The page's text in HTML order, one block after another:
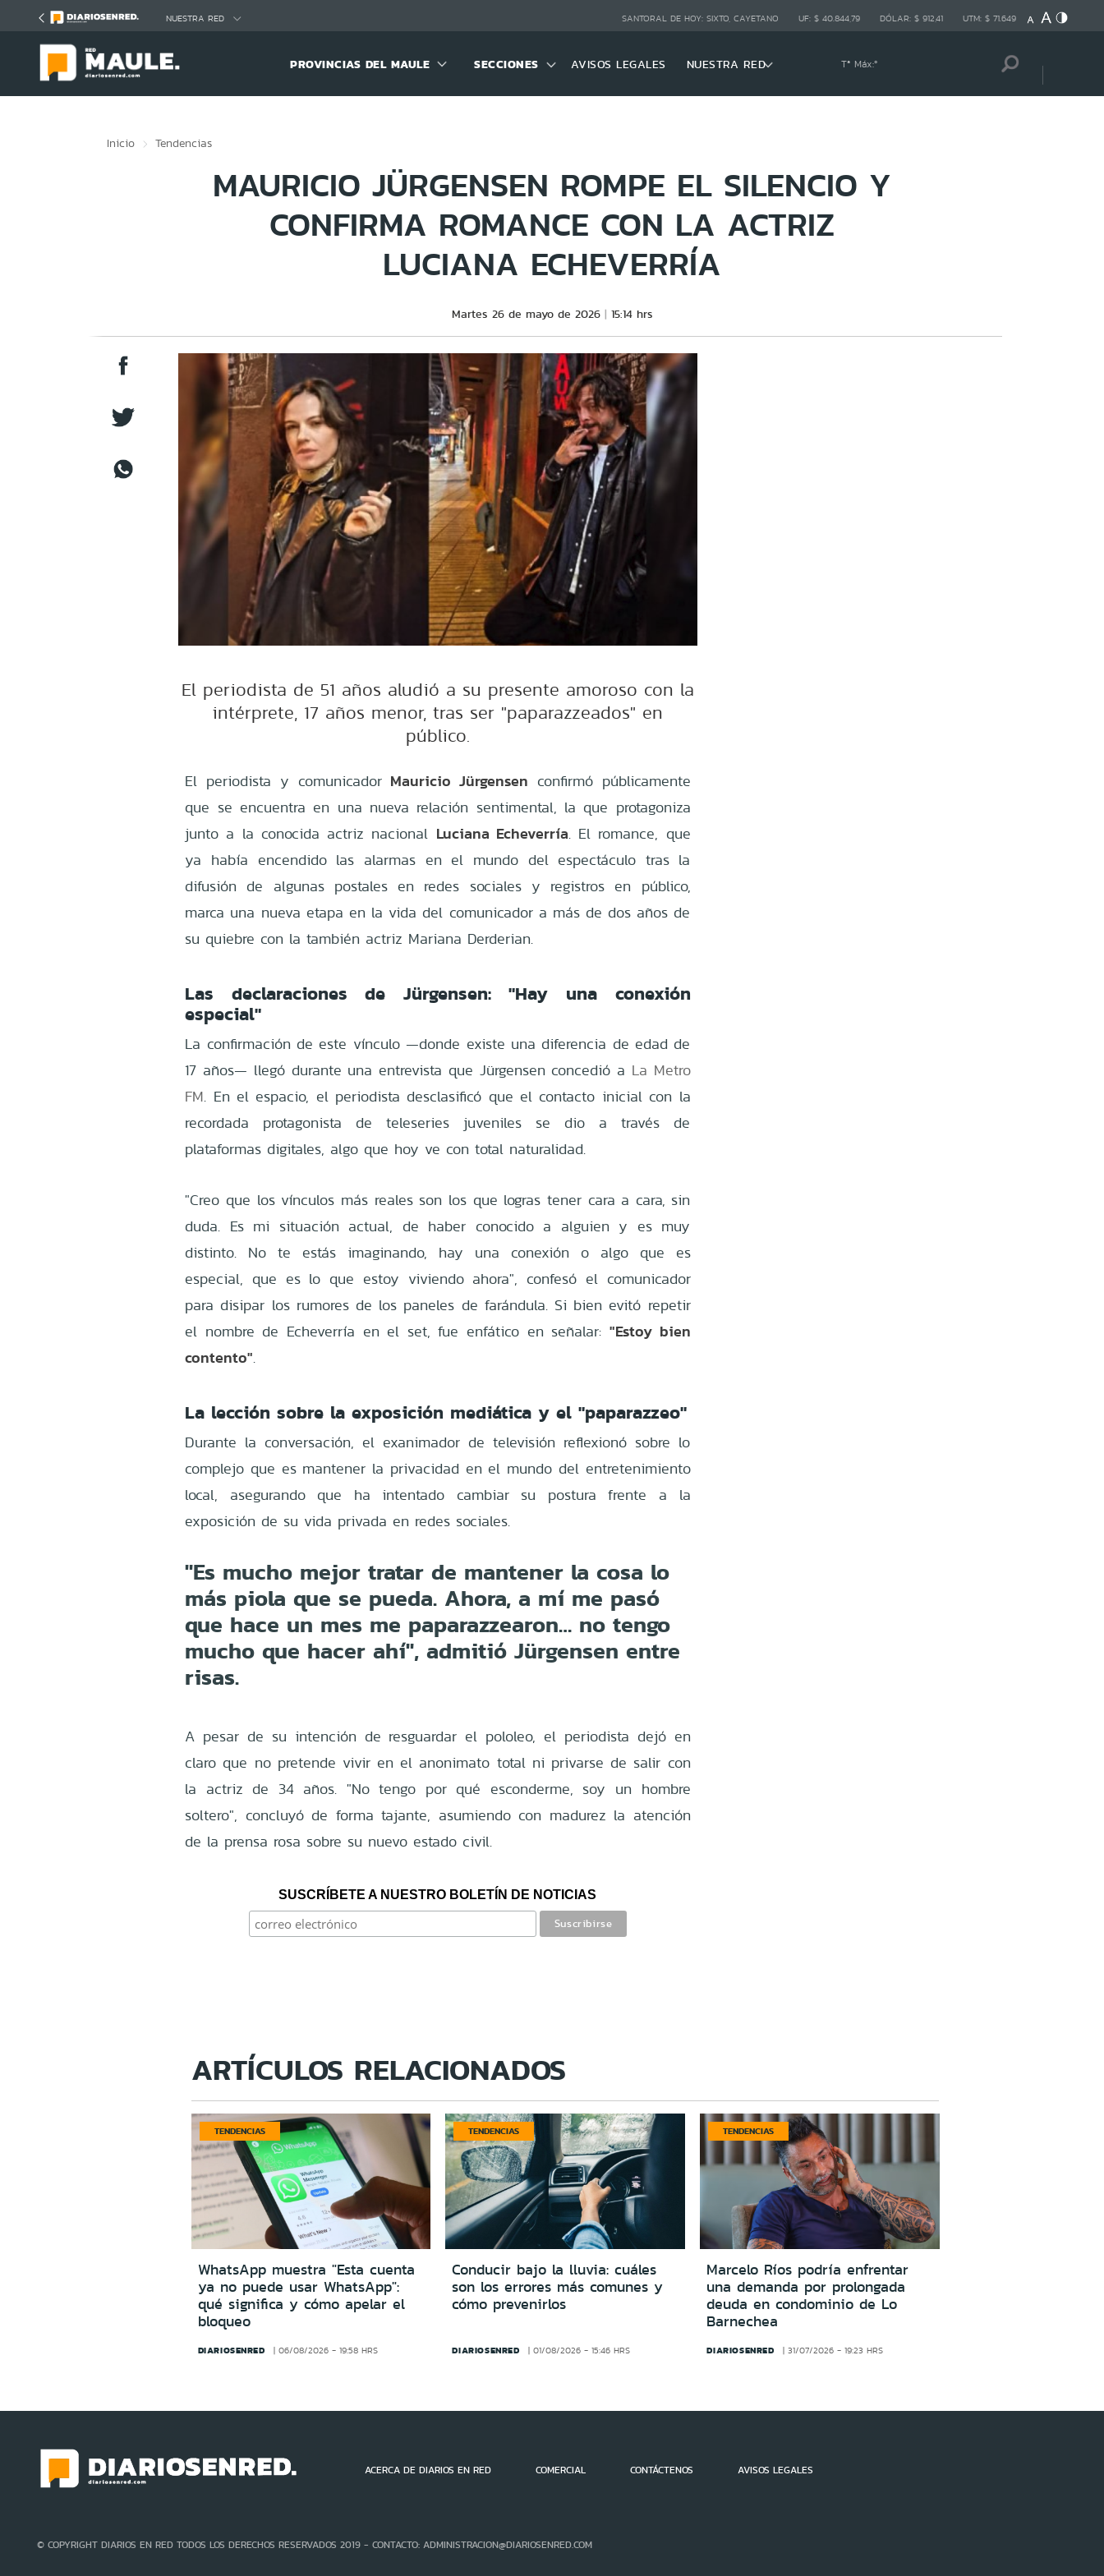
NUESTRA RED SANTORAL DE HOY: SIXTO, CAYETANO UF: $ 40.844,79 DÓLAR: $ 912,41 UTM: $ 71.649
PROVINCIAS DEL MAULE SECCIONES AVISOS LEGALES NUESTRA RED Tª Máx:º
Inicio Tendencias
MAURICIO JÜRGENSEN ROMPE EL SILENCIO Y
CONFIRMA ROMANCE CON LA ACTRIZ
LUCIANA ECHEVERRÍA
Martes 26 de mayo de 2026 15:14 hrs
El periodista de 51 años aludió a su presente amoroso con la
intérprete, 17 años menor, tras ser "paparazzeados" en
público.
El periodista y comunicador Mauricio Jürgensen confirmó públicamente
que se encuentra en una nueva relación sentimental, la que protagoniza
junto a la conocida actriz nacional Luciana Echeverría. El romance, que
ya había encendido las alarmas en el mundo del espectáculo tras la
difusión de algunas postales en redes sociales y registros en público,
marca una nueva etapa en la vida del comunicador a más de dos años de
su quiebre con la también actriz Mariana Derderian.
Las declaraciones de Jürgensen: "Hay una conexión
especial"
La confirmación de este vínculo —donde existe una diferencia de edad de
17 años— llegó durante una entrevista que Jürgensen concedió a La Metro
FM. En el espacio, el periodista desclasificó que el contacto inicial con la
recordada protagonista de teleseries juveniles se dio a través de
plataformas digitales, algo que hoy ve con total naturalidad.
"Creo que los vínculos más reales son los que logras tener cara a cara, sin
duda. Es mi situación actual, de haber conocido a alguien y es muy
distinto. No te estás imaginando, hay una conexión o algo que es
especial, que es lo que estoy viviendo ahora", confesó el comunicador
para disipar los rumores de los paneles de farándula. Si bien evitó repetir
el nombre de Echeverría en el set, fue enfático en señalar: "Estoy bien
contento".
La lección sobre la exposición mediática y el "paparazzeo"
Durante la conversación, el exanimador de televisión reflexionó sobre lo
complejo que es mantener la privacidad en el mundo del entretenimiento
local, asegurando que ha intentado cambiar su postura frente a la
exposición de su vida privada en redes sociales.
"Es mucho mejor tratar de mantener la cosa lo
más piola que se pueda. Ahora, a mí me pasó
que hace un mes me paparazzearon… no tengo
mucho que hacer ahí", admitió Jürgensen entre
risas.
A pesar de su intención de resguardar el pololeo, el periodista dejó en
claro que no pretende vivir en el anonimato total ni privarse de salir con
la actriz de 34 años. "No tengo por qué esconderme, soy un hombre
soltero", concluyó de forma tajante, asumiendo con madurez la atención
de la prensa rosa sobre su nuevo estado civil.
SUSCRÍBETE A NUESTRO BOLETÍN DE NOTICIAS
ARTÍCULOS RELACIONADOS
TENDENCIAS
WhatsApp muestra "Esta cuenta
ya no puede usar WhatsApp":
qué significa y cómo apelar el
bloqueo
DIARIOSENRED 06/08/2026 - 19:58 HRS
TENDENCIAS
Conducir bajo la lluvia: cuáles
son los errores más comunes y
cómo prevenirlos
DIARIOSENRED 01/08/2026 - 15:46 HRS
TENDENCIAS
Marcelo Ríos podría enfrentar
una demanda por prolongada
deuda en condominio de Lo
Barnechea
DIARIOSENRED 31/07/2026 - 19:23 HRS
ACERCA DE DIARIOS EN RED COMERCIAL CONTÁCTENOS AVISOS LEGALES
© COPYRIGHT DIARIOS EN RED TODOS LOS DERECHOS RESERVADOS 2019 - CONTACTO: ADMINISTRACION@DIARIOSENRED.COM